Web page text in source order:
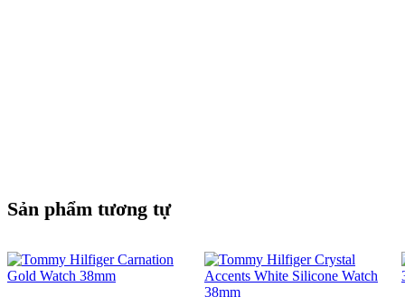
Sản phẩm tương tự